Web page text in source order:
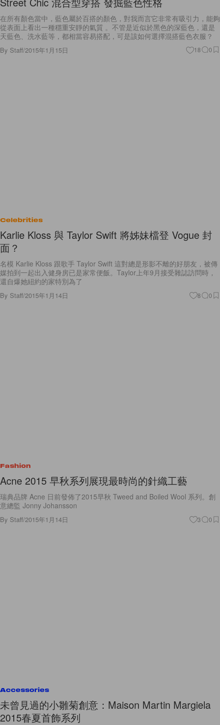
在所有顏色當中，藍色屬於百搭的顏色，對我而言它非常有吸引力，能夠
從表面上看出一種穩重安靜的氣質 。不管是近似於黑色的深藍色，還是
天藍色、洗水藍等，都相當容易搭配，可是該如何選擇混搭藍色衣服？
By Staff/2015年1月15日 18 0
Celebrities
Karlie Kloss 與 Taylor Swift 將姊妹檔登 Vogue 封
面？
名模 Karlie Kloss 跟歌手 Taylor Swift 這對總是形影不離的好朋友，被傳
媒拍到一起出入健身房已是家常便飯。Taylor上年9月接受雜誌訪問時，
還自爆她紐約的家特別為了
By Staff/2015年1月14日 8 0
Fashion
Acne 2015 早秋系列展現最時尚的針織工藝
瑞典品牌 Acne 日前發佈了2015早秋 Tweed and Boiled Wool 系列。創
意總監 Jonny Johansson
By Staff/2015年1月14日 3 0
Accessories
未曾見過的小雛菊創意：Maison Martin Margiela
2015春夏首飾系列